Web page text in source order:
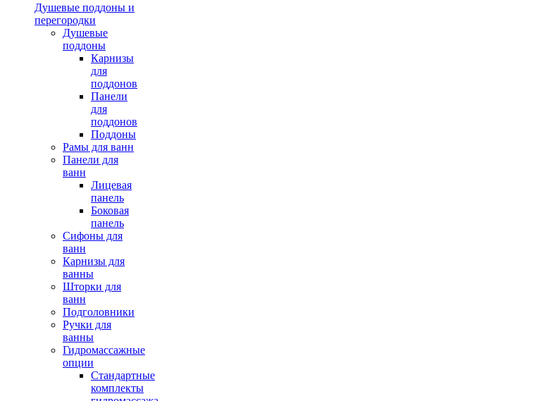
Душевые поддоны и
перегородки
Душевые
поддоны
Карнизы
для
поддонов
Панели
для
поддонов
Поддоны
Рамы для ванн
Панели для
ванн
Лицевая
панель
Боковая
панель
Сифоны для
ванн
Карнизы для
ванны
Шторки для
ванн
Подголовники
Ручки для
ванны
Гидромассажные
опции
Стандартные
комплекты